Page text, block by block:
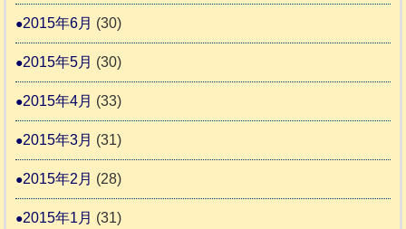
2015年6月 (30)
2015年5月 (30)
2015年4月 (33)
2015年3月 (31)
2015年2月 (28)
2015年1月 (31)